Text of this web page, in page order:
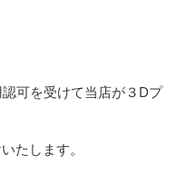
可を受けて当店が３Dプ
たします。